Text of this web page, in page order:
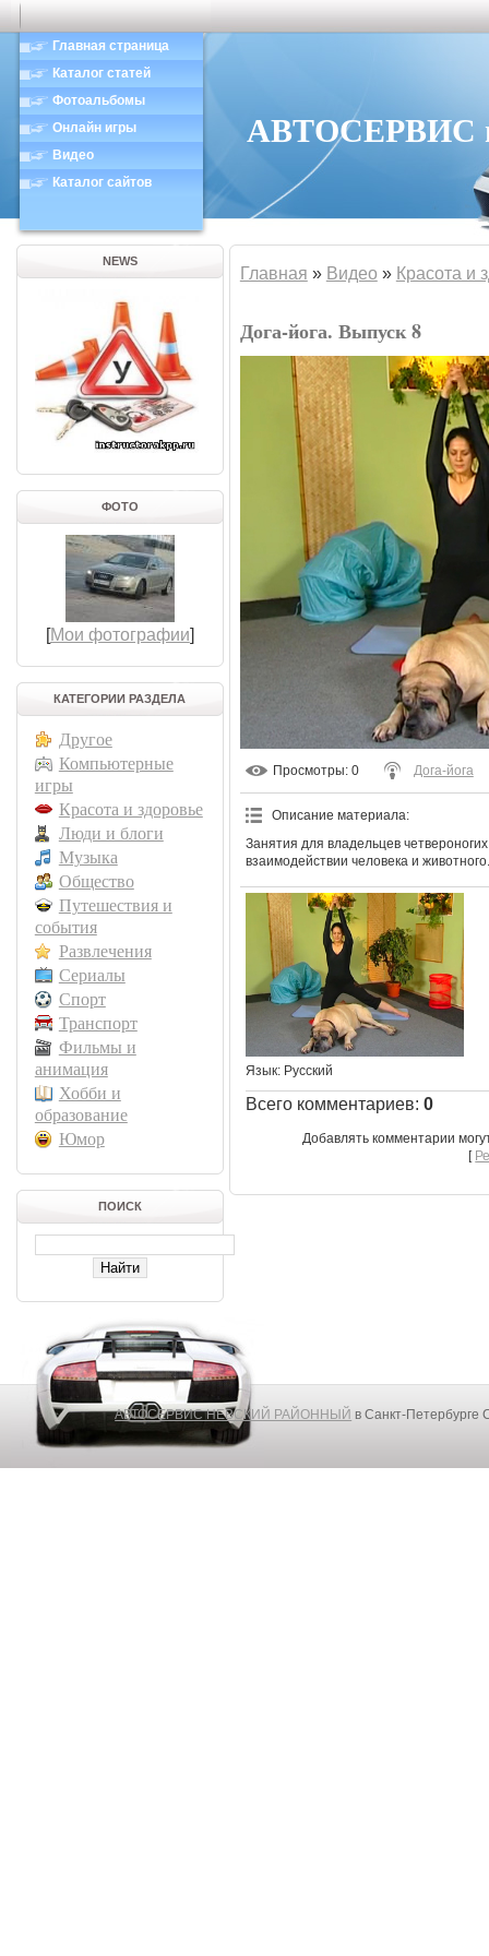
Главная страница
Каталог статей
Фотоальбомы
Онлайн игры
Видео
Каталог сайтов
АВТОСЕРВИС в
NEWS
ФОТО
[Мои фотографии]
КАТЕГОРИИ РАЗДЕЛА
Другое
Компьютерные
игры
Красота и здоровье
Люди и блоги
Музыка
Общество
Путешествия и
события
Развлечения
Сериалы
Спорт
Транспорт
Фильмы и
анимация
Хобби и
образование
Юмор
ПОИСК
Главная » Видео » Красота и
Дога-йога. Выпуск 8
Просмотры: 0 Дога-йога
Описание материала:
Занятия для владельцев
взаимодействии человека и животного.
Язык: Русский
Всего комментариев: 0
Добавлять комментарии
[
АВТОСЕРВИС НЕВСКИЙ РАЙОННЫЙ в Санкт-Петербурге